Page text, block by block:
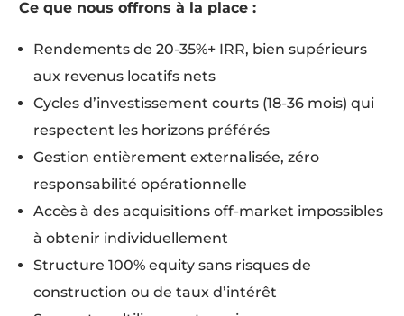
Ce que nous offrons à la place :
Rendements de 20-35%+ IRR, bien supérieurs
aux revenus locatifs nets
Cycles d’investissement courts (18-36 mois) qui
respectent les horizons préférés
Gestion entièrement externalisée, zéro
responsabilité opérationnelle
Accès à des acquisitions off-market impossibles
à obtenir individuellement
Structure 100% equity sans risques de
construction ou de taux d’intérêt